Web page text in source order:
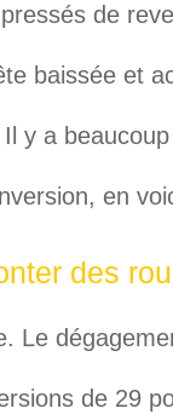
de
baissée et
y a
en
des
Le
de 29